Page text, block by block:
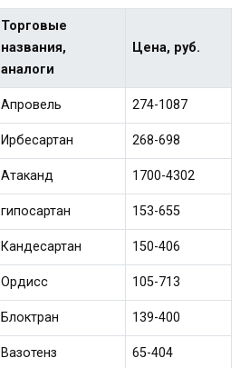
Торговые
названия,
аналоги
Цена, руб.
Апровель 274-1087
Ирбесартан 268-698
Атаканд 1700-4302
гипосартан 153-655
Кандесартан 150-406
Ордисс 105-713
Блоктран 139-400
Вазотенз 65-404